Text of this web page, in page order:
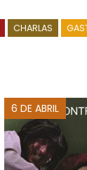
CHARLAS
6 DE ABRIL